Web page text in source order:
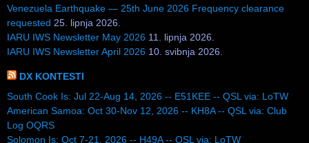
Venezuela Earthquake — 25th June 2026 Frequency clearance
requested 25. lipnja 2026.
IARU IWS Newsletter May 2026 11. lipnja 2026.
IARU IWS Newsletter April 2026 10. svibnja 2026.
DX KONTESTI
South Cook Is: Jul 22-Aug 14, 2026 -- E51KEE -- QSL via: LoTW
American Samoa: Oct 30-Nov 12, 2026 -- KH8A -- QSL via: Club
Log OQRS
Solomon Is: Oct 7-21, 2026 -- H49A -- QSL via: LoTW